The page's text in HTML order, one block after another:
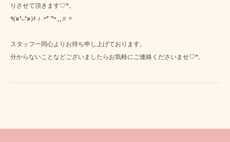
りさせて頂きます♡*。
٩(๑❛ᴗ❛๑)۶ ♪ .•*¨*•.¸¸♬✧
スタッフ一同心よりお待ち申し上げております。
分からないことなどございましたらお気軽にご連絡くださいませ♡*。